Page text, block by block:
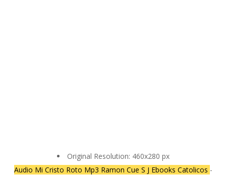
Original Resolution: 460x280 px
Audio Mi Cristo Roto Mp3 Ramon Cue S J Ebooks Catolicos -